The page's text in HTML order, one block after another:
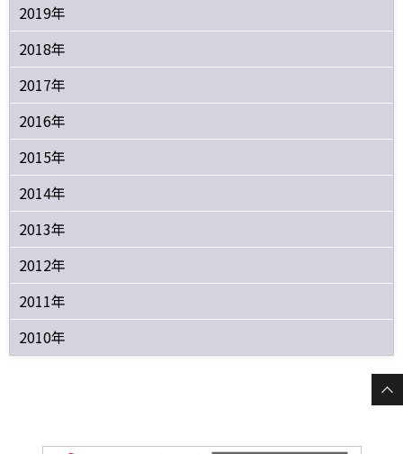
2019年
2018年
2017年
2016年
2015年
2014年
2013年
2012年
2011年
2010年